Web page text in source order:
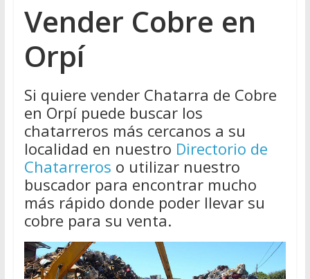
Vender Cobre en
Orpí
Si quiere vender Chatarra de Cobre
en Orpí puede buscar los
chatarreros más cercanos a su
localidad en nuestro Directorio de
Chatarreros o utilizar nuestro
buscador para encontrar mucho
más rápido donde poder llevar su
cobre para su venta.